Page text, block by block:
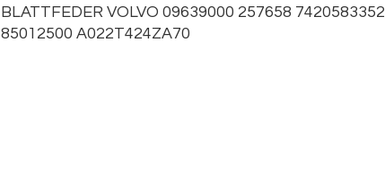
BLATTFEDER VOLVO 09639000 257658 7420583352
85012500 A022T424ZA70